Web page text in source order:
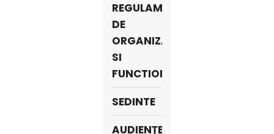
REGULAMENT
DE
ORGANIZARE
SI
FUNCTIONARE
SEDINTE
AUDIENŢE